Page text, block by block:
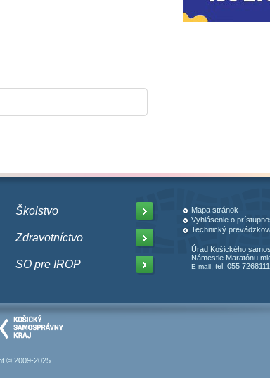
Školstvo
Zdravotníctvo
SO pre IROP
Mapa stránok
Vyhlásenie o
Technický
Úrad Košického
Námestie Maratónu
E-mail , tel: 055 7268111
© 2009-2025